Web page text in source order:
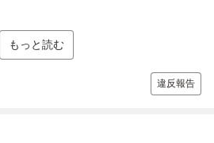
もっと読む
違反報告